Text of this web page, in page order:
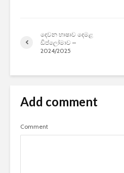
දෙවන භාෂාව දෙමළ
ඩිප්ලෝමාව –
2024/2025
Add comment
Comment